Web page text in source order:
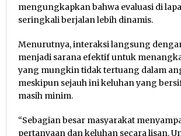
mengungkapkan bahwa evaluasi di
seringkali berjalan lebih dinamis.
Menurutnya, interaksi langsung
menjadi sarana efektif untuk
yang mungkin tidak tertuang dalam
meskipun sejauh ini keluhan yang
masih minim.
“Sebagian besar masyarakat
pertanyaan dan keluhan secara lisan.